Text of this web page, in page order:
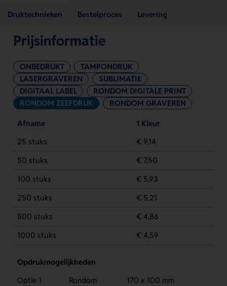
Druktechnieken Bestelproces Levering
Prijsinformatie
ONBEDRUKT
TAMPONDRUK
LASERGRAVEREN
SUBLIMATIE
DIGITAAL LABEL
RONDOM DIGITALE PRINT
RONDOM ZEEFDRUK
RONDOM GRAVEREN
Afname
1 Kleur
25 stuks
€ 9,14
50 stuks
€ 7,50
100 stuks
€ 5,93
250 stuks
€ 5,21
500 stuks
€ 4,86
1000 stuks
€ 4,59
Opdrukmogelijkheden
Optie 1
Rondom 170 x 100 mm